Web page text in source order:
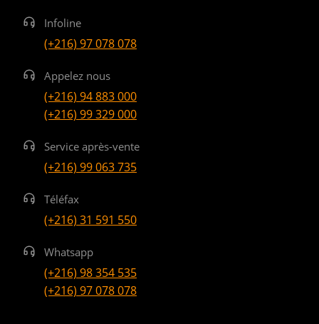
Infoline
(+216) 97 078 078
Appelez nous
(+216) 94 883 000
(+216) 99 329 000
Service après-vente
(+216) 99 063 735
Téléfax
(+216) 31 591 550
Whatsapp
(+216) 98 354 535
(+216) 97 078 078